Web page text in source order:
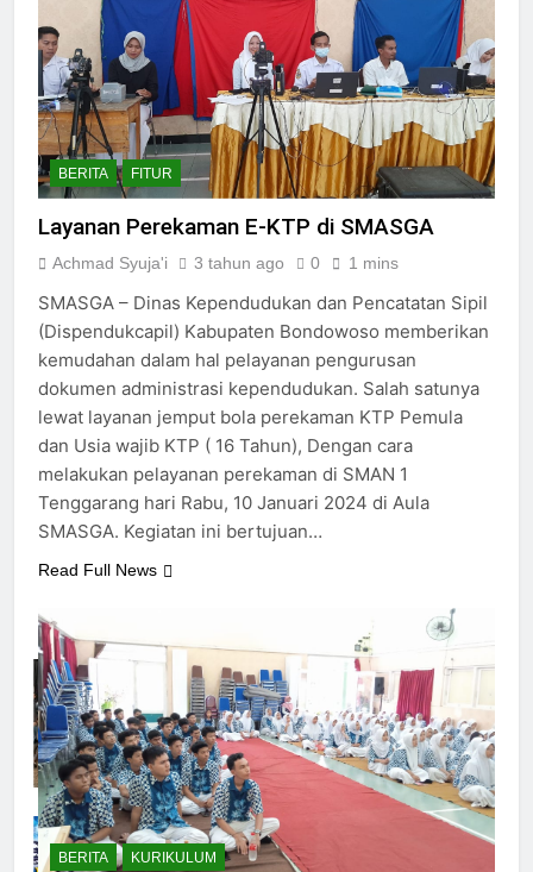
11
SISWA SMASGA JUARA FLS2N
12
47 SISWA SMAN 1
TENGGARANG LOLOS SNBP
2023, SEKOLAH TANCAP GAS
PERSIAPKAN SNBT
BERITA KURIKULUM
13
SMAN 1 Tenggarang Juara 1
BERITA FITUR
Layanan Perekaman E-KTP di SMASGA
Achmad Syuja'i 3 tahun ago 0 1 mins
SMASGA – Dinas Kependudukan dan Pencatatan Sipil
(Dispendukcapil) Kabupaten Bondowoso memberikan
kemudahan dalam hal pelayanan pengurusan
dokumen administrasi kependudukan. Salah satunya
lewat layanan jemput bola perekaman KTP Pemula
dan Usia wajib KTP ( 16 Tahun), Dengan cara
melakukan pelayanan perekaman di SMAN 1
Tenggarang hari Rabu, 10 Januari 2024 di Aula
SMASGA. Kegiatan ini bertujuan…
Read Full News
BERITA KURIKULUM